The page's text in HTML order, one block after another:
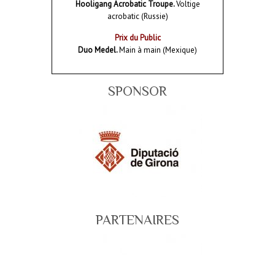
Hooligang Acrobatic Troupe.Voltige
acrobatic (Russie)
Prix du Public
Duo Medel.Main à main (Mexique)
SPONSOR
PARTENAIRES